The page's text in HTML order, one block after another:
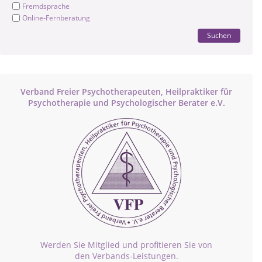
Fremdsprache
Online-Fernberatung
Suchen
Verband Freier Psychotherapeuten, Heilpraktiker für
Psychotherapie und Psychologischer Berater e.V.
Werden Sie Mitglied und profitieren Sie von
den Verbands-Leistungen.